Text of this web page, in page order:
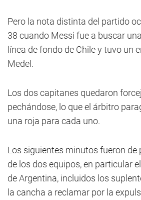
Pero la nota distinta del partido
38 cuando Messi fue a buscar
línea de fondo de Chile y tuvo un
Medel.
Los dos capitanes quedaron
pechándose, lo que el árbitro
una roja para cada uno.
Los siguientes minutos fueron de
de los dos equipos, en particular
de Argentina, incluidos los
la cancha a reclamar por la